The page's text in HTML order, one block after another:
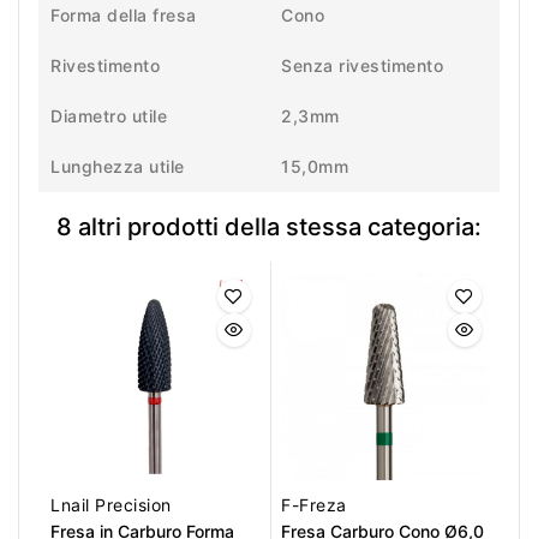
Forma della fresa Cono
Rivestimento Senza rivestimento
Diametro utile 2,3mm
Lunghezza utile 15,0mm
8 altri prodotti della stessa categoria:
Lnail Precision
Fresa in Carburo Forma
F-Freza
Fresa Carburo Cono Ø6,0